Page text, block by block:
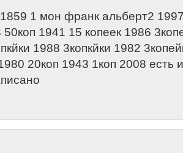
1 мон франк альберт2
50коп 1941 15 копеек 1986
1988 3копкйки 1982
20коп 1943 1коп 2008 есть